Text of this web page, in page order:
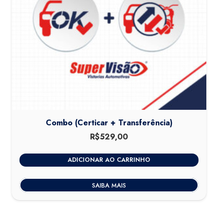
Combo (Certicar + Transferência)
R$529,00
ADICIONAR AO CARRINHO
SAIBA MAIS